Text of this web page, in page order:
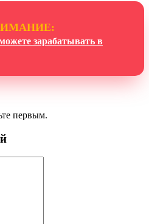
зарабатывать в
первым.